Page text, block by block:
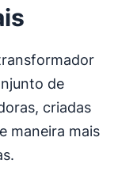
de
criadas
maneira mais